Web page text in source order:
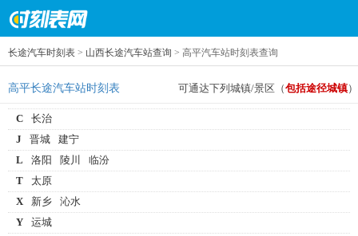
长途汽车时刻表 > 山西长途汽车站查询 > 高平汽车站时刻表查询
高平长途汽车站时刻表 可通达下列城镇/景区（包括途径城镇）
C
长治
J
晋城
建宁
L
洛阳 陵川
临汾
T
太原
X
新乡
沁水
Y
运城